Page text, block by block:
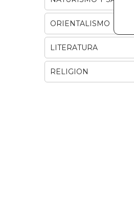
ORIENTALISMO
LITERATURA
RELIGION